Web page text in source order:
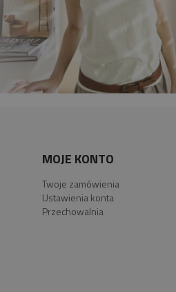
MOJE KONTO
Twoje zamówienia
Ustawienia konta
Przechowalnia